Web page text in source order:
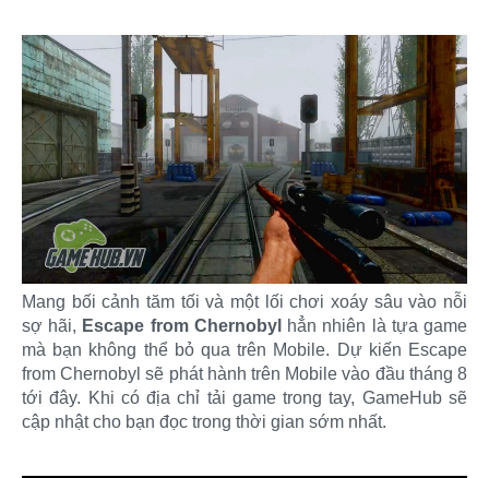
Mang bối cảnh tăm tối và một lối chơi xoáy sâu vào nỗi
sợ hãi, Escape from Chernobyl
hẳn nhiên là tựa game
mà bạn không thể bỏ qua trên Mobile. Dự kiến Escape
from Chernobyl sẽ phát hành trên Mobile vào đầu tháng 8
tới đây. Khi có địa chỉ tải game trong tay, GameHub sẽ
cập nhật cho bạn đọc trong thời gian sớm nhất.